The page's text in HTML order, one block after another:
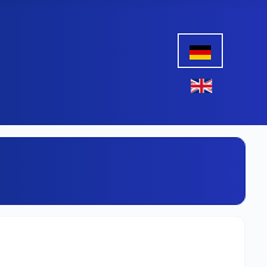
Sprache